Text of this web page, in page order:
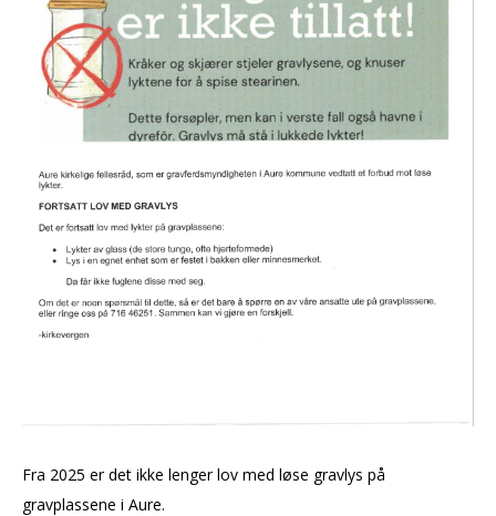
Fra 2025 er det ikke lenger lov med løse gravlys på
gravplassene i Aure.